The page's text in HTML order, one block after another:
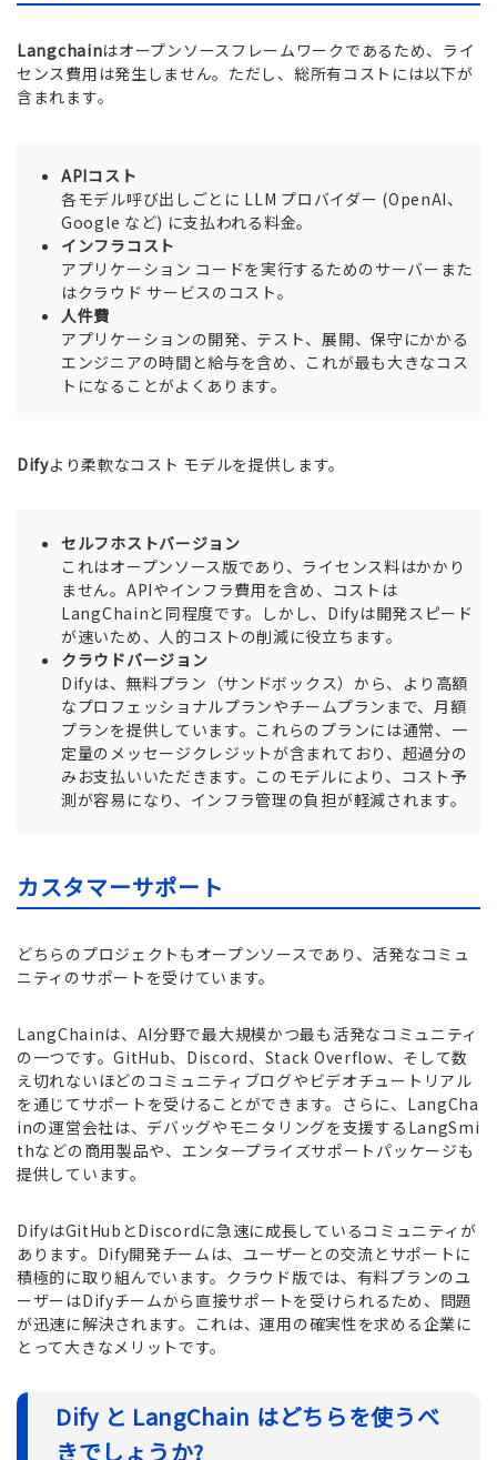
Langchainはオープンソースフレームワークであるため、ライ
センス費用は発生しません。ただし、総所有コストには以下が
含まれます。
APIコスト
各モデル呼び出しごとに LLM プロバイダー (OpenAI、
Google など) に支払われる料金。
インフラコスト
アプリケーション コードを実行するためのサーバーまた
はクラウド サービスのコスト。
人件費
アプリケーションの開発、テスト、展開、保守にかかる
エンジニアの時間と給与を含め、これが最も大きなコス
トになることがよくあります。
Difyより柔軟なコスト モデルを提供します。
セルフホストバージョン
これはオープンソース版であり、ライセンス料はかかり
ません。APIやインフラ費用を含め、コストは
LangChainと同程度です。しかし、Difyは開発スピード
が速いため、人的コストの削減に役立ちます。
クラウドバージョン
Difyは、無料プラン（サンドボックス）から、より高額
なプロフェッショナルプランやチームプランまで、月額
プランを提供しています。これらのプランには通常、一
定量のメッセージクレジットが含まれており、超過分の
みお支払いいただきます。このモデルにより、コスト予
測が容易になり、インフラ管理の負担が軽減されます。
カスタマーサポート
どちらのプロジェクトもオープンソースであり、活発なコミュ
ニティのサポートを受けています。
LangChainは、AI分野で最大規模かつ最も活発なコミュニティ
の一つです。GitHub、Discord、Stack Overflow、そして数
え切れないほどのコミュニティブログやビデオチュートリアル
を通じてサポートを受けることができます。さらに、LangCha
inの運営会社は、デバッグやモニタリングを支援するLangSmi
thなどの商用製品や、エンタープライズサポートパッケージも
提供しています。
DifyはGitHubとDiscordに急速に成長しているコミュニティが
あります。Dify開発チームは、ユーザーとの交流とサポートに
積極的に取り組んでいます。クラウド版では、有料プランのユ
ーザーはDifyチームから直接サポートを受けられるため、問題
が迅速に解決されます。これは、運用の確実性を求める企業に
とって大きなメリットです。
Dify と LangChain はどちらを使うべ
きでしょうか?